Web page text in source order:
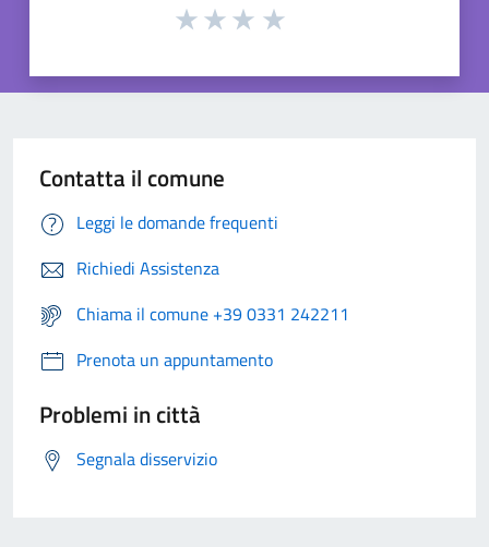
Contatta il comune
Leggi le domande frequenti
Richiedi Assistenza
Chiama il comune +39 0331 242211
Prenota un appuntamento
Problemi in città
Segnala disservizio